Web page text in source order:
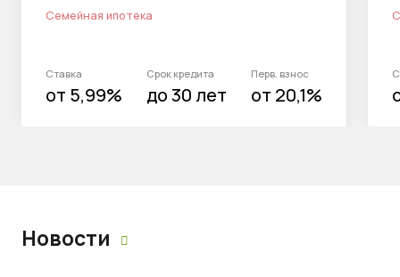
Семейная ипотека
Ставка
от 5,99%
Срок кредита
до 30 лет
Перв. взнос
от 20,1%
Новости